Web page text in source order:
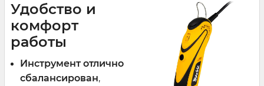
Удобство и
комфорт
работы
Инструмент отлично
сбалансирован,